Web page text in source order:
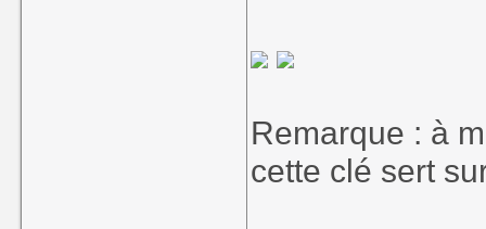
Remarque : à
cette clé sert